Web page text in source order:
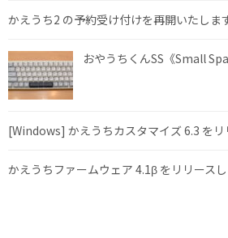
かえうち2 の予約受け付けを再開いたしま
おやうちくんSS《Small
[Windows] かえうちカスタマイズ 6.3 をリ
かえうちファームウェア 4.1β をリリース